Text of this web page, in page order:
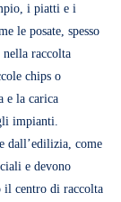
i piatti e i
le posate, spesso
raccolta
chips o
e la carica
impianti.
dall’edilizia, come
e devono
il centro di raccolta